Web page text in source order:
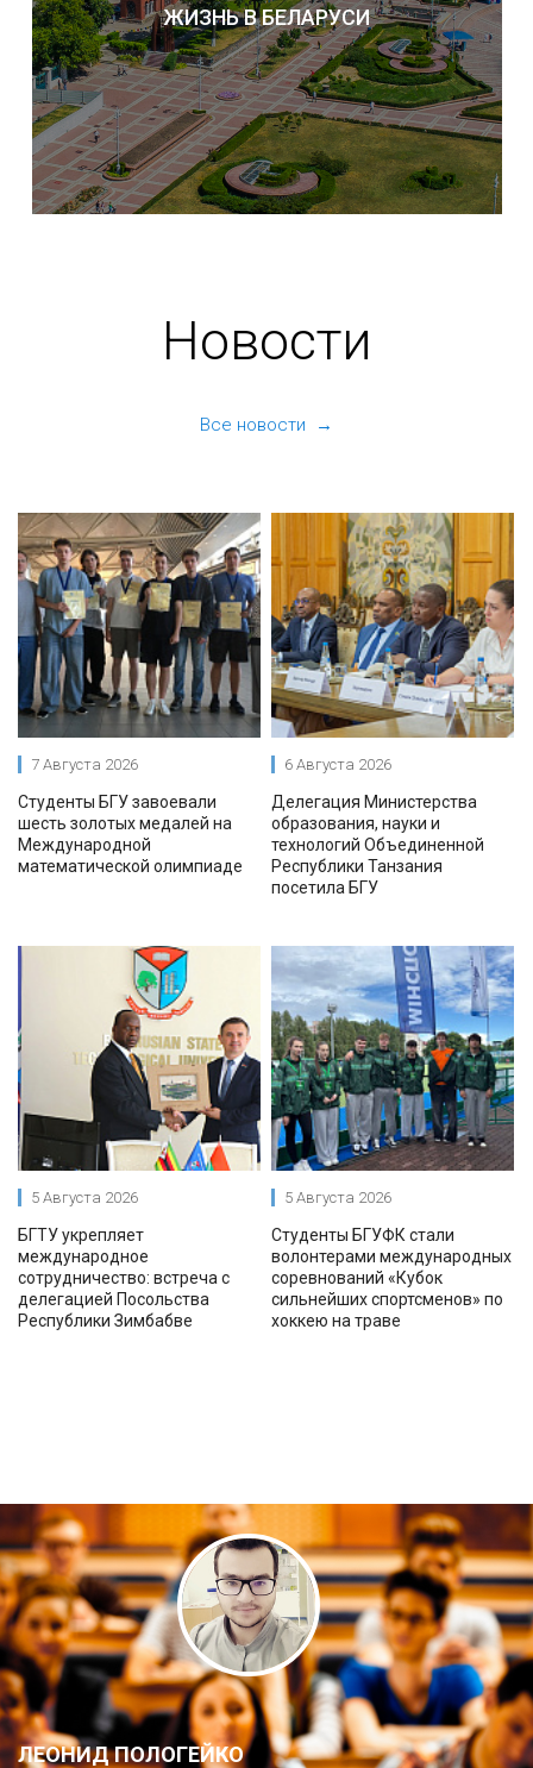
ЖИЗНЬ В БЕЛАРУСИ
Новости
Все новости →
7 Августа 2026
Студенты БГУ завоевали
шесть золотых медалей на
Международной
математической олимпиаде
6 Августа 2026
Делегация Министерства
образования, науки и
технологий Объединенной
Республики Танзания
посетила БГУ
5 Августа 2026
БГТУ укрепляет
международное
сотрудничество: встреча с
делегацией Посольства
Республики Зимбабве
5 Августа 2026
Студенты БГУФК стали
волонтерами международных
соревнований «Кубок
сильнейших спортсменов» по
хоккею на траве
ЛЕОНИД ПОЛОГЕЙКО